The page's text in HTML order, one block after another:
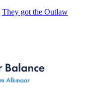
They got the Outlaw